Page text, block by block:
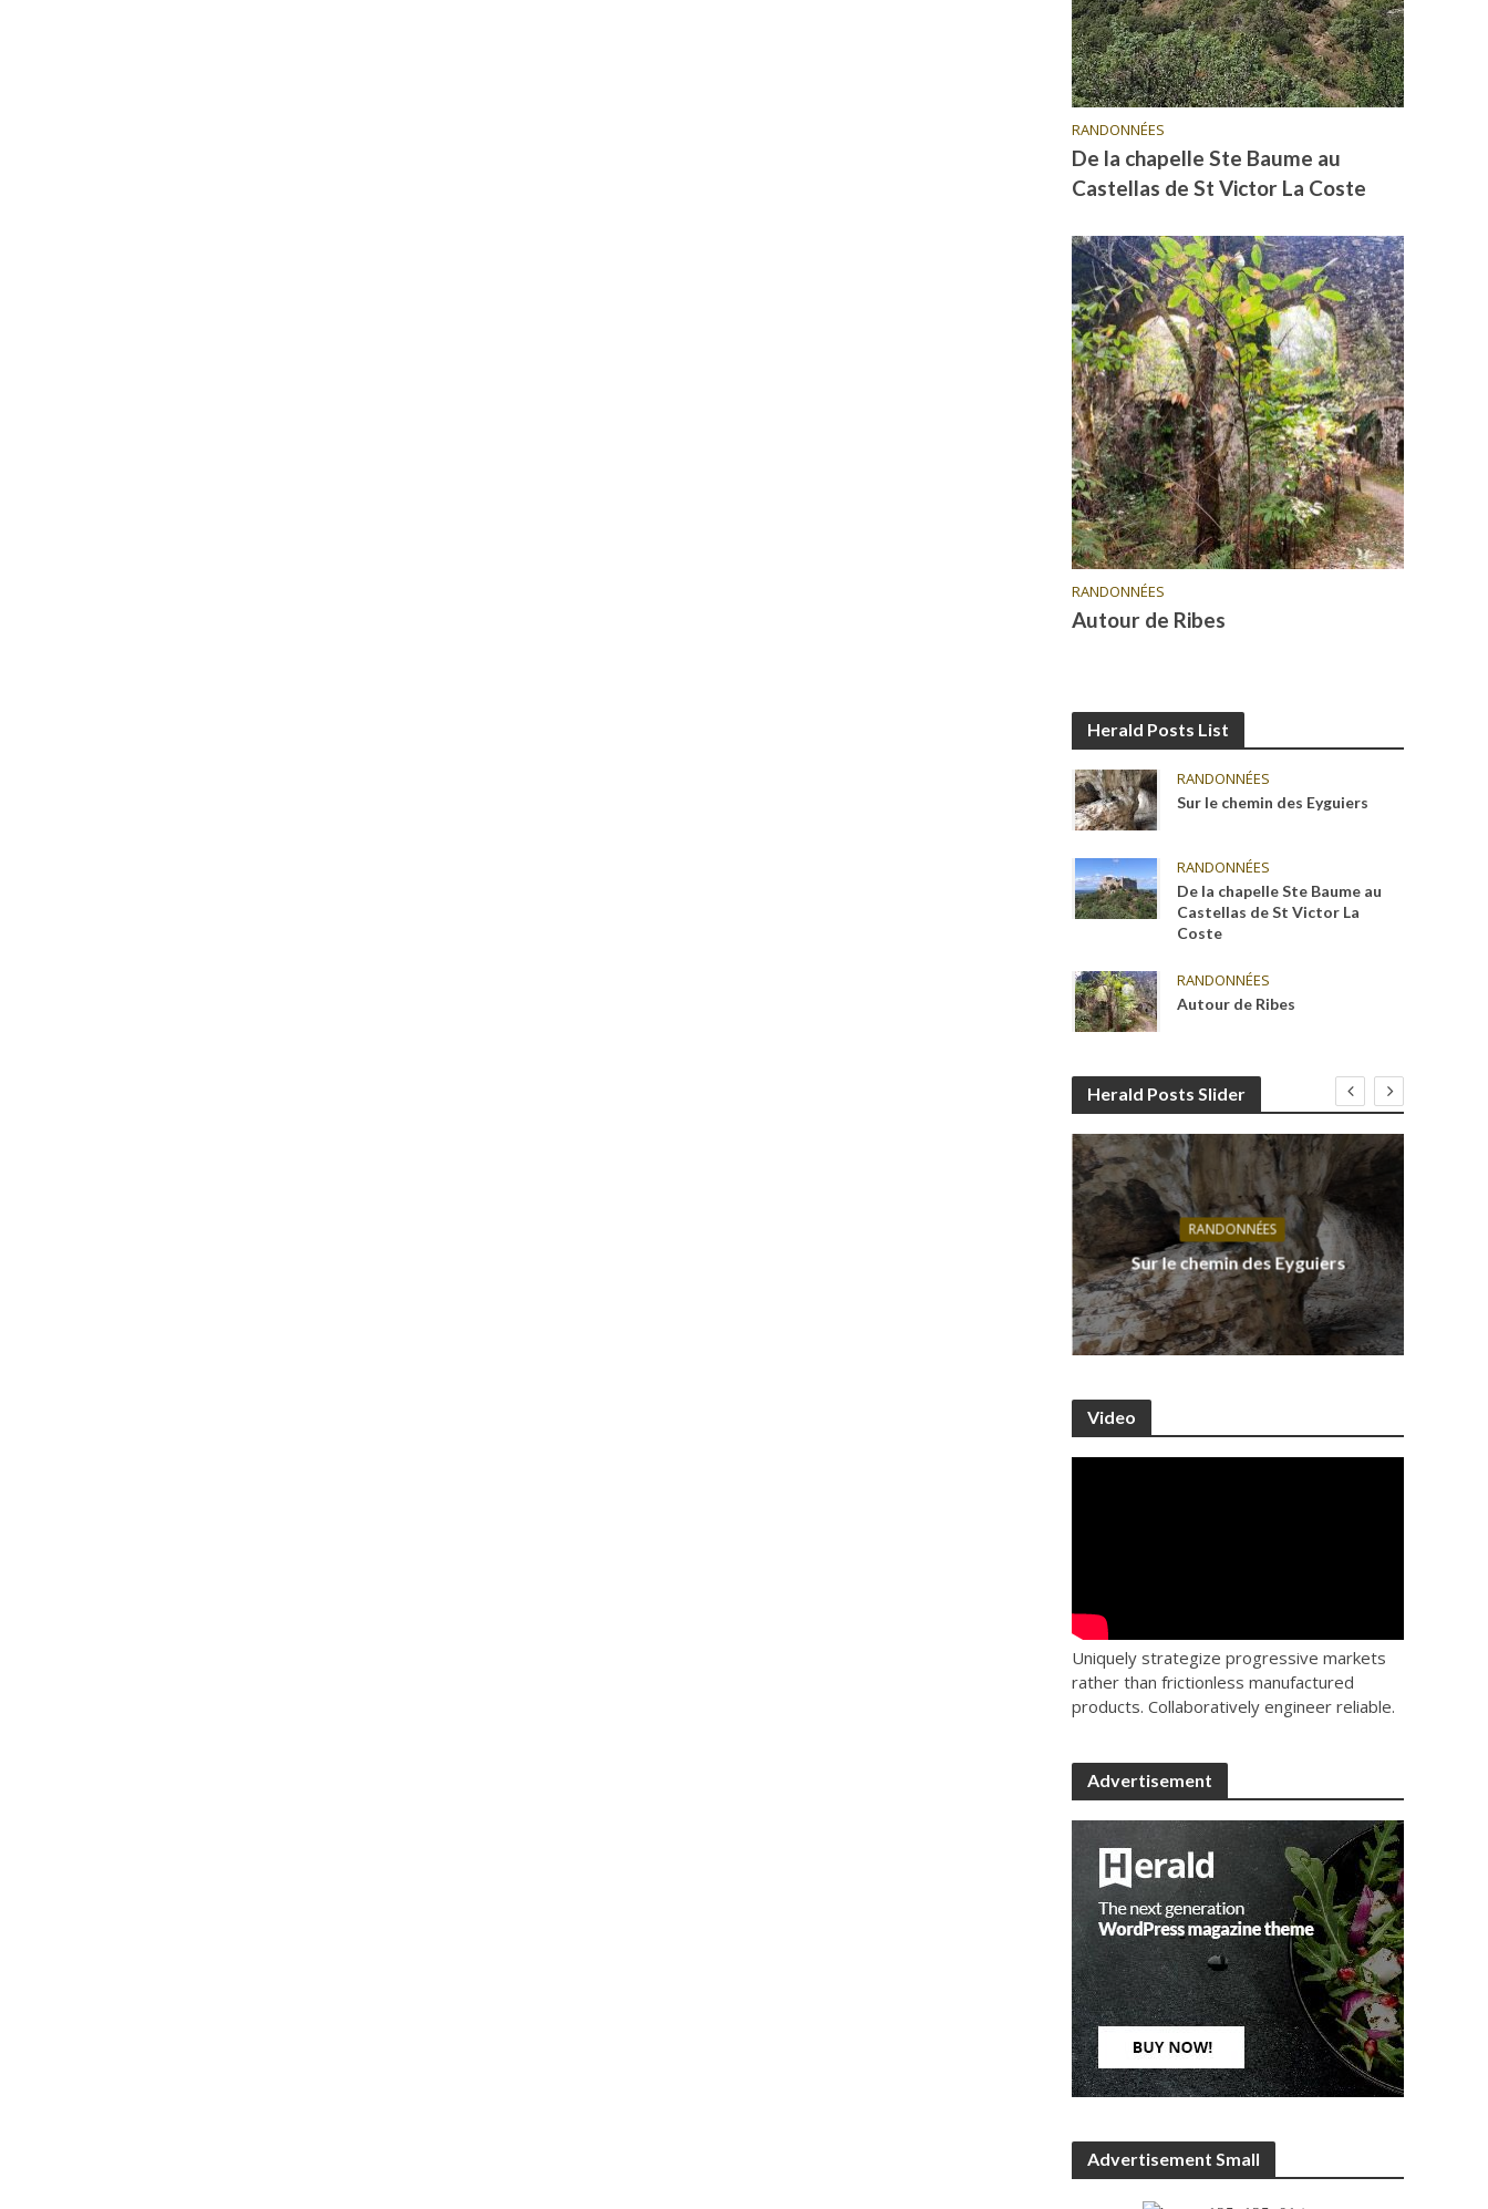
RANDONNÉES
De la chapelle Ste Baume au
Castellas de St Victor La Coste
RANDONNÉES
Autour de Ribes
Herald Posts List
RANDONNÉES
Sur le chemin des Eyguiers
RANDONNÉES
De la chapelle Ste Baume au
Castellas de St Victor La
Coste
RANDONNÉES
Autour de Ribes
Herald Posts Slider
RANDONNÉES
Sur le chemin des Eyguiers
Video
Uniquely strategize progressive markets
rather than frictionless manufactured
products. Collaboratively engineer reliable.
Advertisement
Advertisement Small